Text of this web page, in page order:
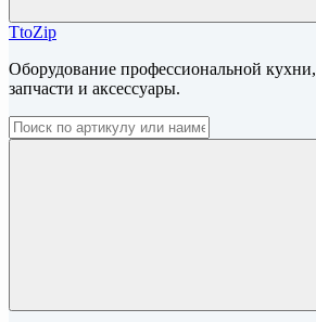
TtoZip
Оборудование профессиональной кухни,
запчасти и аксессуары.